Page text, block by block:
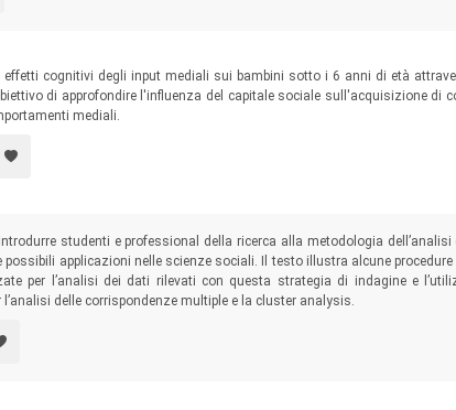
effetti cognitivi degli input mediali sui bambini sotto i 6 anni di età
di approfondire l'influenza del capitale sociale sull'acquisizione di
mediali.
studenti e professional della ricerca alla metodologia
possibili applicazioni nelle scienze sociali. Il testo illustra alcune
per l’analisi dei dati rilevati con questa strategia di indagine e
l’analisi delle corrispondenze multiple e la cluster analysis.